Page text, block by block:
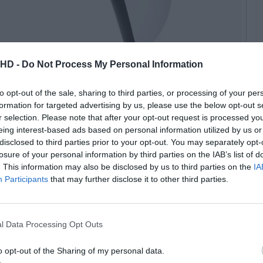
- Do Not Process My Personal Information
opt-out of the sale, sharing to third parties, or processing of your
for targeted advertising by us, please use the below opt-out
selection. Please note that after your opt-out request is processed
interest-based ads based on personal information utilized by us
to third parties prior to your opt-out. You may separately
of your personal information by third parties on the IAB’s list of
This information may also be disclosed by us to third parties on the
Participants that may further disclose it to other third parties.
Data Processing Opt Outs
opt-out of the Sharing of my personal data.
© Action
jogar com amigos, família ou simplesmente ter um
que poucos querem fazer.
rondam frequentemente os 60€, e mesmo as
descem dos 30€ ou 40€, especialmente quando